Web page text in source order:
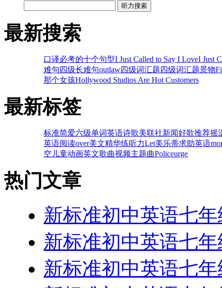
听力搜索
最新搜索
口译必考的十个句型I Just Called to Say I LoveI Just
难句 四级长难句outlaw四级词汇题 四级词汇题景物
那个女孩Hollywood Studios Are Hot Customers
最新标签
标准简爱六级单词英语诗歌美联社新闻好歌推荐摇
英语阅读over美文精华练听力Let美乐蒂求助英语
空 儿童动画英文歌曲视频主题曲Policeurge
热门文章
新标准初中英语七
新标准初中英语七
新标准初中英语七